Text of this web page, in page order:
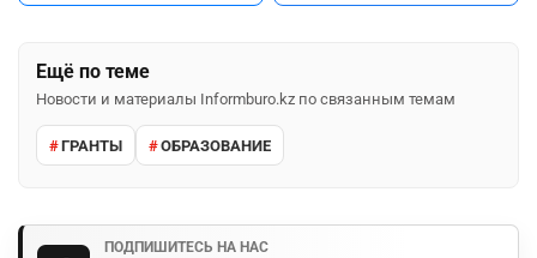
Ещё по теме
Новости и материалы Informburo.kz по связанным темам
ГРАНТЫ ОБРАЗОВАНИЕ
ПОДПИШИТЕСЬ НА НАС